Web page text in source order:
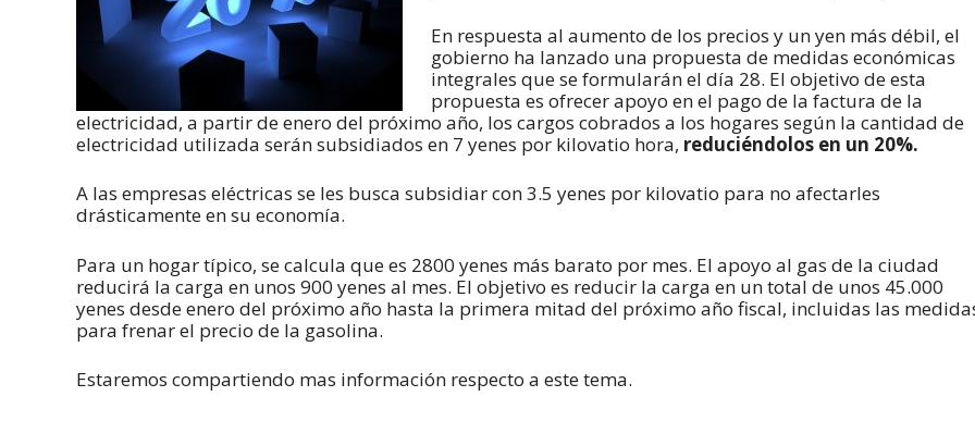
En respuesta al aumento de los precios y un yen más débil, el
gobierno ha lanzado una propuesta de medidas económicas
integrales que se formularán el día 28. El objetivo de esta
propuesta es ofrecer apoyo en el pago de la factura de la
electricidad, a partir de enero del próximo año, los cargos cobrados a los hogares según la cantidad de
electricidad utilizada serán subsidiados en 7 yenes por kilovatio hora, reduciéndolos en un 20%.
A las empresas eléctricas se les busca subsidiar con 3.5 yenes por kilovatio para no afectarles
drásticamente en su economía.
Para un hogar típico, se calcula que es 2800 yenes más barato por mes. El apoyo al gas de la ciudad
reducirá la carga en unos 900 yenes al mes. El objetivo es reducir la carga en un total de unos 45.000
yenes desde enero del próximo año hasta la primera mitad del próximo año fiscal, incluidas las
para frenar el precio de la gasolina.
Estaremos compartiendo mas información respecto a este tema.